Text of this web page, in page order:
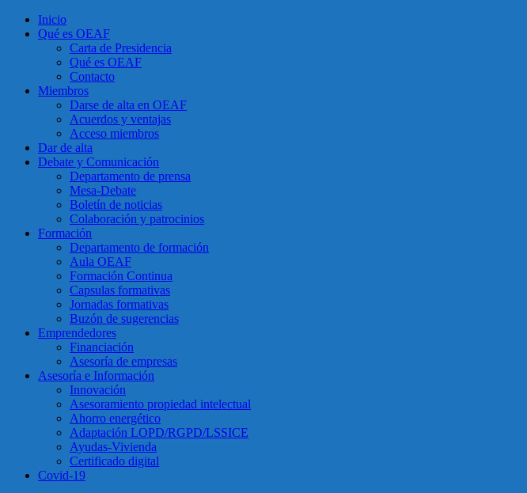
Inicio
Qué es OEAF
Carta de Presidencia
Qué es OEAF
Contacto
Miembros
Darse de alta en OEAF
Acuerdos y ventajas
Acceso miembros
Dar de alta
Debate y Comunicación
Departamento de prensa
Mesa-Debate
Boletín de noticias
Colaboración y patrocinios
Formación
Departamento de formación
Aula OEAF
Formación Continua
Capsulas formativas
Jornadas formativas
Buzón de sugerencias
Emprendedores
Financiación
Asesoría de empresas
Asesoría e Información
Innovación
Asesoramiento propiedad intelectual
Ahorro energético
Adaptación LOPD/RGPD/LSSICE
Ayudas-Vivienda
Certificado digital
Covid-19